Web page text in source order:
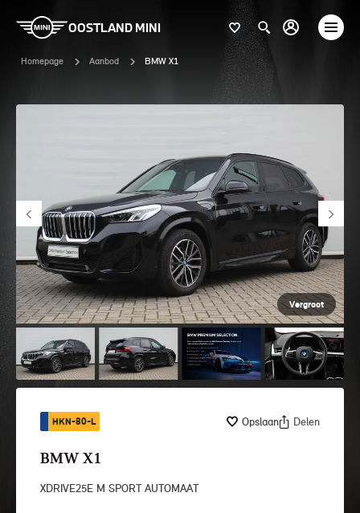
OOSTLAND MINI
Homepage Aanbod BMW X1
Vergroot
HKN-80-L Opslaan Delen
BMW X1
XDRIVE25E M SPORT AUTOMAAT